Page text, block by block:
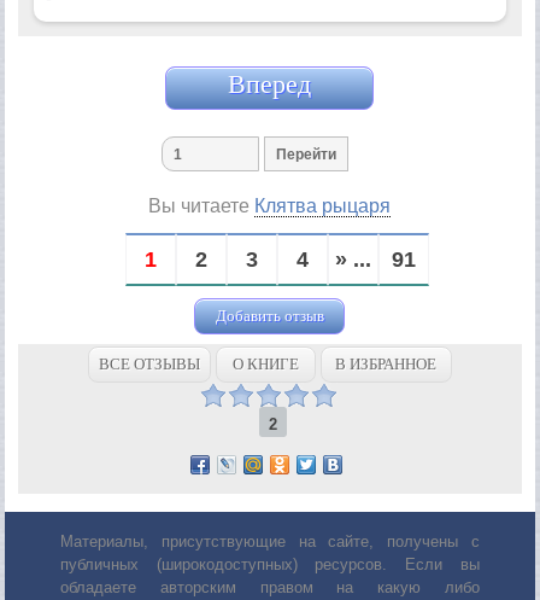
Вперед
Вы читаете Клятва рыцаря
1 2 3 4 » ... 91
Добавить отзыв
ВСЕ ОТЗЫВЫ О КНИГЕ В ИЗБРАННОЕ
2
Материалы, присутствующие на сайте, получены с
публичных (широкодоступных) ресурсов. Если вы
обладаете авторским правом на какую либо